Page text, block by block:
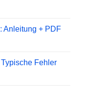
Anleitung + PDF
Fehler